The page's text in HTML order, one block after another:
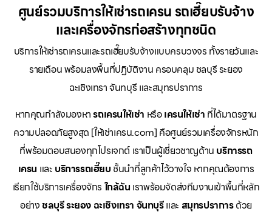
ศูนย์รวมบริการให้เช่ารถเครน รถเฮี๊ยบรับจ้าง
และเครื่องจักรก่อสร้างทุกชนิด
บริการให้เช่ารถเครนและรถเฮี๊ยบรับจ้างแบบครบวงจร ทั้งรายวันและ
รายเดือน พร้อมลงพื้นที่ปฏิบัติงาน ครอบคลุม ชลบุรี ระยอง
ฉะเชิงเทรา จันทบุรี และสมุทรปราการ
หากคุณกำลังมองหารถเครนให้เช่า หรือเครนให้เช่า ที่ได้มาตรฐาน
ความปลอดภัยสูงสุด [ให้เช่าเครน.com] คือศูนย์รวมเครื่องจักรหนัก
ที่พร้อมตอบสนองทุกโปรเจกต์ เราเป็นผู้เชี่ยวชาญด้าน บริการรถ
เครน และ บริการรถเฮี๊ยบ ชั้นนำที่ลูกค้าไว้วางใจ หากคุณต้องการ
เรียกใช้บริการเครื่องจักร ใกล้ฉัน เราพร้อมจัดส่งทีมงานเข้าพื้นที่หลัก
อย่างชลบุรี ระยอง ฉะเชิงเทรา จันทบุรีและ สมุทรปราการด้วย